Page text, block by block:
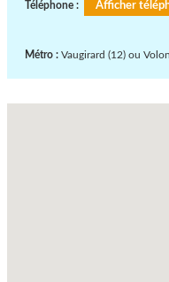
Téléphone : Afficher
Métro : Vaugirard (12) ou